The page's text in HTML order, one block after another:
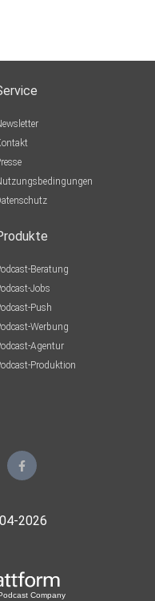
Beratung
Jobs
Push
Werbung
Agentur
Produktion
2026